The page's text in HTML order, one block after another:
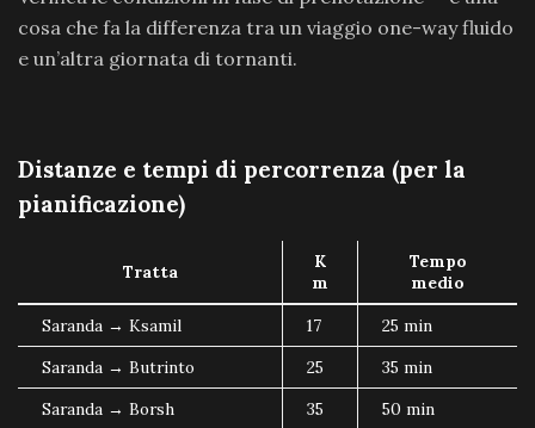
cosa che fa la differenza tra un viaggio one-way fluido
e un’altra giornata di tornanti.
Distanze e tempi di percorrenza (per la
pianificazione)
Tratta
K
m
Tempo
medio
Saranda → Ksamil
17
25 min
Saranda → Butrinto
25
35 min
Saranda → Borsh
35
50 min